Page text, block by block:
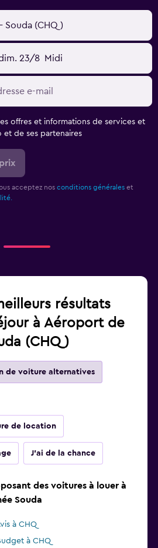
Souda (CHQ)
23/8 Midi
offres et informations de services et
de ses partenaires
acceptez nos conditions générales et
résultats
à Aéroport de
(CHQ)
de voiture alternatives
de location
J'ai de la chance
des voitures à louer à
Souda
à CHQ
à CHQ